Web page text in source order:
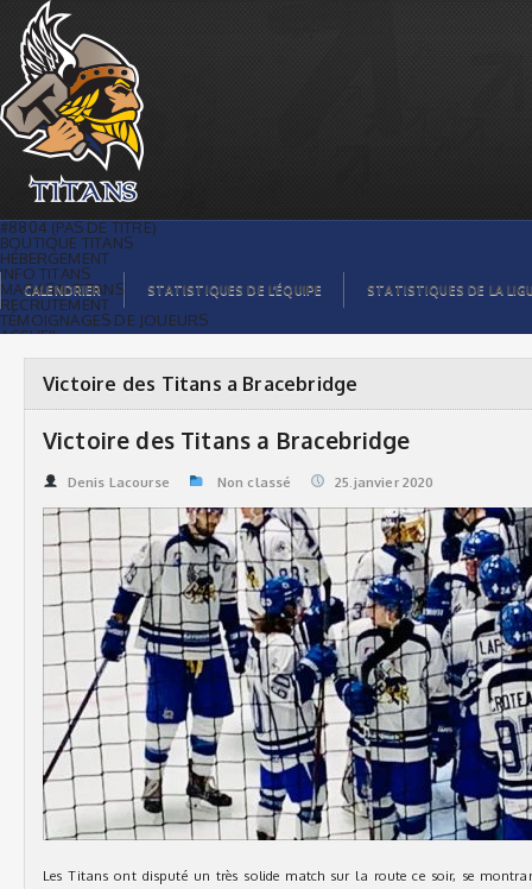
Victoire des Titans a Bracebridge |
Titans de témiscaming
#8804 (PAS DE TITRE)
BOUTIQUE TITANS
HÉBERGEMENT
INFO TITANS
MAGASIN TITANS
RECRUTEMENT
TÉMOIGNAGES DE JOUEURS
ACCUEIL
GALERIE PHOTOS
STATISTIQUES
ORGANISATION
CALENDRIER
COMMANDITAIRES
STATISTIQUES DE LA LIGUE
CALENDRIER STATISTIQUES DE L’ÉQUIPE STATISTIQUES DE LA
Victoire des Titans a Bracebridge
Victoire des Titans a Bracebridge
Denis Lacourse Non classé 25.janvier 2020
Les Titans ont disputé un très solide match sur la route ce soir, se